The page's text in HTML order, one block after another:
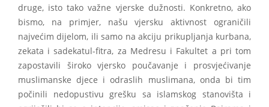
druge, isto tako važne vjerske dužnosti. Konkretno, ako
bismo, na primjer, našu vjersku aktivnost ograničili
najvećim dijelom, ili samo na akciju prikupljanja kurbana,
zekata i sadekatul-fitra, za Medresu i Fakultet a pri tom
zapostavili široko vjersko poučavanje i prosvjećivanje
muslimanske djece i odraslih muslimana, onda bi tim
počinili nedopustivu grešku sa islamskog stanovišta i